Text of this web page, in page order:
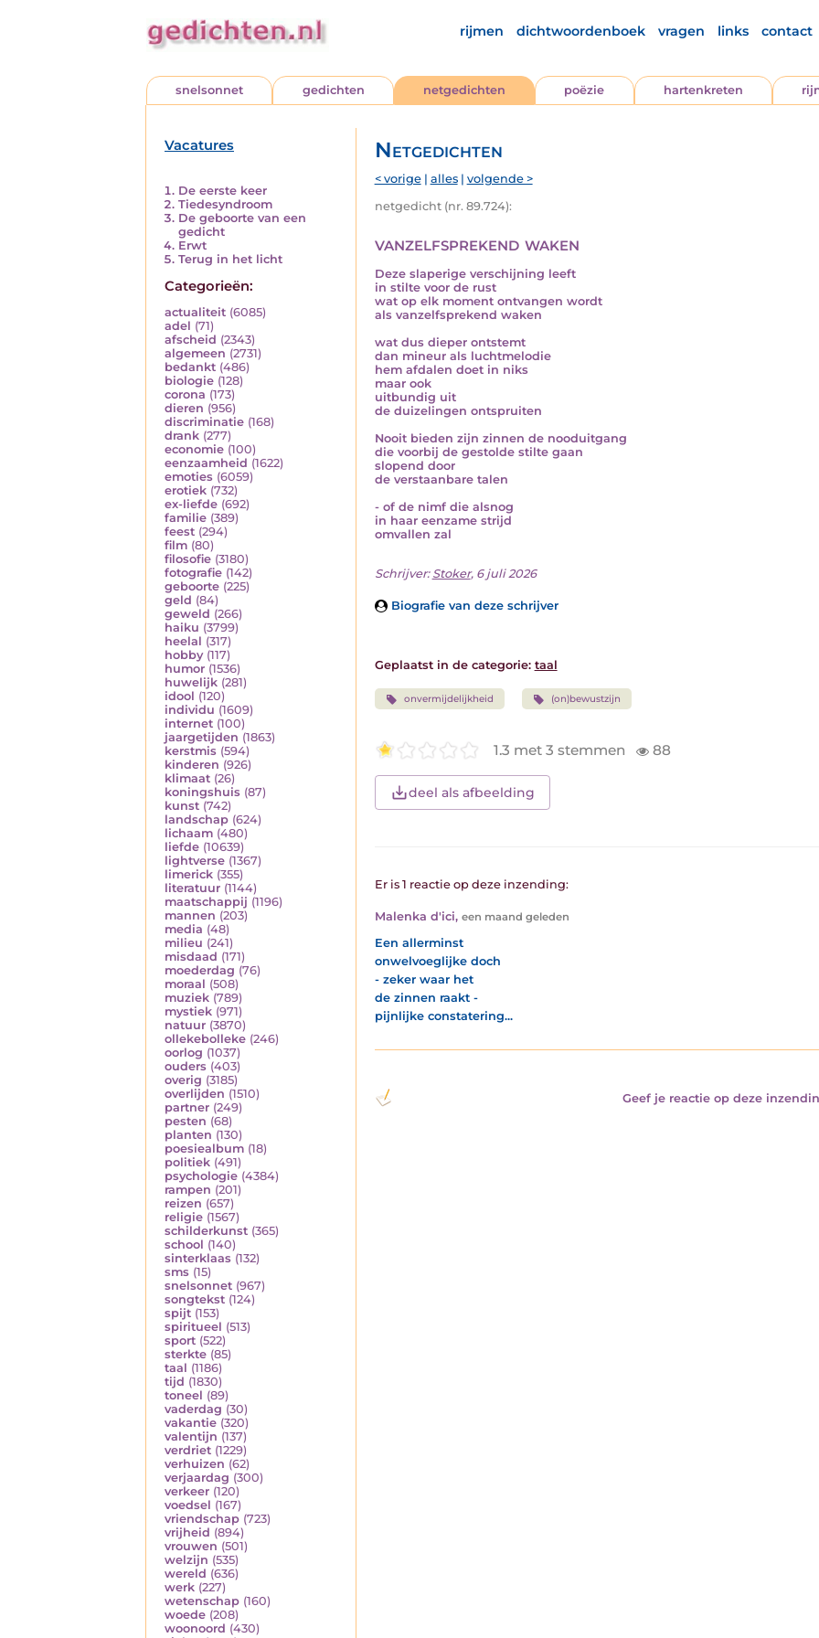
rijmen dichtwoordenboek vragen links contact
snelsonnet gedichten netgedichten poëzie hartenkreten
Vacatures
De eerste keer
Tiedesyndroom
De geboorte van een
gedicht
Erwt
Terug in het licht
Categorieën:
actualiteit (6085)
adel (71)
afscheid (2343)
algemeen (2731)
bedankt (486)
biologie (128)
corona (173)
dieren (956)
discriminatie (168)
drank (277)
economie (100)
eenzaamheid (1622)
emoties (6059)
erotiek (732)
ex-liefde (692)
familie (389)
feest (294)
film (80)
filosofie (3180)
fotografie (142)
geboorte (225)
geld (84)
geweld (266)
haiku (3799)
heelal (317)
hobby (117)
humor (1536)
huwelijk (281)
idool (120)
individu (1609)
internet (100)
jaargetijden (1863)
kerstmis (594)
kinderen (926)
klimaat (26)
koningshuis (87)
kunst (742)
landschap (624)
lichaam (480)
liefde (10639)
lightverse (1367)
limerick (355)
literatuur (1144)
maatschappij (1196)
mannen (203)
media (48)
milieu (241)
misdaad (171)
moederdag (76)
moraal (508)
muziek (789)
mystiek (971)
natuur (3870)
ollekebolleke (246)
oorlog (1037)
ouders (403)
overig (3185)
overlijden (1510)
partner (249)
pesten (68)
planten (130)
poesiealbum (18)
politiek (491)
psychologie (4384)
rampen (201)
reizen (657)
religie (1567)
schilderkunst (365)
school (140)
sinterklaas (132)
sms (15)
snelsonnet (967)
songtekst (124)
spijt (153)
spiritueel (513)
sport (522)
sterkte (85)
taal (1186)
tijd (1830)
toneel (89)
vaderdag (30)
vakantie (320)
valentijn (137)
verdriet (1229)
verhuizen (62)
verjaardag (300)
verkeer (120)
voedsel (167)
vriendschap (723)
vrijheid (894)
vrouwen (501)
welzijn (535)
wereld (636)
werk (227)
wetenschap (160)
woede (208)
woonoord (430)
Netgedichten
< vorige| alles| volgende >
netgedicht (nr. 89.724):
vanzelfsprekend waken
Deze slaperige verschijning leeft
in stilte voor de rust
wat op elk moment ontvangen wordt
als vanzelfsprekend waken
wat dus dieper ontstemt
dan mineur als luchtmelodie
hem afdalen doet in niks
maar ook
uitbundig uit
de duizelingen ontspruiten
Nooit bieden zijn zinnen de nooduitgang
die voorbij de gestolde stilte gaan
slopend door
de verstaanbare talen
- of de nimf die alsnog
in haar eenzame strijd
omvallen zal
Schrijver: Stoker, 6 juli 2026
Biografie van deze schrijver
Geplaatst in de categorie: taal
onvermijdelijkheid (on)bewustzijn
1.3 met 3 stemmen 88
deel als afbeelding
Er is 1 reactie op deze inzending:
Malenka d'ici, een maand geleden
Een allerminst
onwelvoeglijke doch
- zeker waar het
de zinnen raakt -
pijnlijke constatering...
Geef je reactie op deze